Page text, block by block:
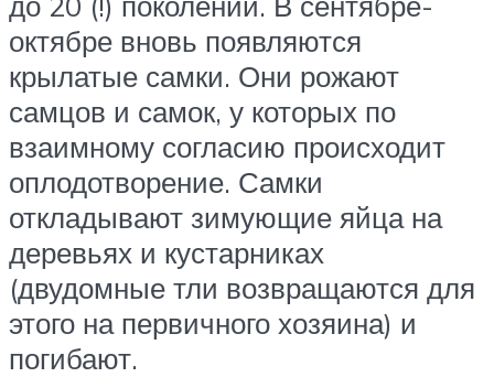
октябре вновь появляются
крылатые самки. Они рожают
самцов и самок, у которых по
взаимному согласию происходит
оплодотворение. Самки
откладывают зимующие яйца на
деревьях и кустарниках
(двудомные тли возвращаются для
этого на первичного хозяина) и
погибают.